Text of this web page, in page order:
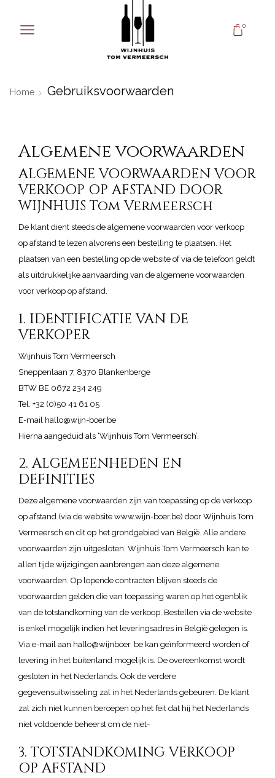
0
Home Gebruiksvoorwaarden
Algemene voorwaarden
ALGEMENE VOORWAARDEN VOOR
VERKOOP OP AFSTAND DOOR
WIJNHUIS Tom Vermeersch
De klant dient steeds de algemene voorwaarden voor verkoop
op afstand te lezen alvorens een bestelling te plaatsen. Het
plaatsen van een bestelling op de website of via de telefoon geldt
als uitdrukkelijke aanvaarding van de algemene voorwaarden
voor verkoop op afstand.
1. IDENTIFICATIE VAN DE
VERKOPER
Wijnhuis Tom Vermeersch
Sneppenlaan 7, 8370 Blankenberge
BTW BE 0672 234 249
Tel. +32 (0)50 41 61 05
E-mail hallo@wijn-boer.be
Hierna aangeduid als ‘Wijnhuis Tom Vermeersch’.
2. ALGEMEENHEDEN EN
DEFINITIES
Deze algemene voorwaarden zijn van toepassing op de verkoop
op afstand (via de website www.wijn-boer.be) door Wijnhuis Tom
Vermeersch en dit op het grondgebied van België. Alle andere
voorwaarden zijn uitgesloten. Wijnhuis Tom Vermeersch kan te
allen tijde wijzigingen aanbrengen aan deze algemene
voorwaarden. Op lopende contracten blijven steeds de
voorwaarden gelden die van toepassing waren op het ogenblik
van de totstandkoming van de verkoop. Bestellen via de website
is enkel mogelijk indien het leveringsadres in België gelegen is.
Via e-mail aan hallo@wijnboer. be kan geïnformeerd worden of
levering in het buitenland mogelijk is. De overeenkomst wordt
gesloten in het Nederlands. Ook de verdere
gegevensuitwisseling zal in het Nederlands gebeuren. De klant
zal zich niet kunnen beroepen op het feit dat hij het Nederlands
niet voldoende beheerst om de niet-
3. TOTSTANDKOMING VERKOOP
OP AFSTAND